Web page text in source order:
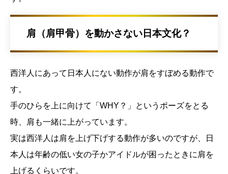
肩（肩甲骨）を動かさない日本文化？
西洋人にあって日本人にない動作が肩をすぼめる動作で
す。
手のひらを上に向けて「WHY？」というポーズをとる
時、肩も一緒に上がっています。
実は西洋人は肩を上げ下げする動作が多いのですが、日
本人は年齢の低い女の子かアイドルが困ったときに肩を
上げるくらいです。